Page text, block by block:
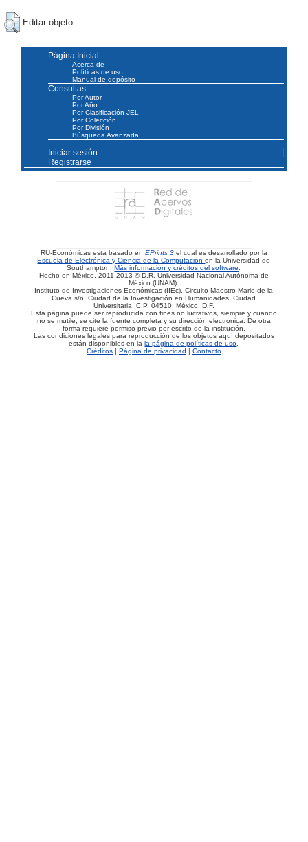
Editar objeto
Página Inicial
Acerca de
Políticas de uso
Manual de depósito
Consultas
Por Autor
Por Año
Por Clasificación JEL
Por Colección
Por División
Búsqueda Avanzada
Iniciar sesión
Registrarse
RU-Económicas está basado en EPrints 3 el cual es desarrollado por la
Escuela de Electrónica y Ciencia de la Computaciónen la Universidad de
Southampton.Más información y créditos del software.
Hecho en México, 2011-2013 © D.R. Universidad Nacional Autónoma de
México (UNAM).
Instituto de Investigaciones Económicas (IIEc). Circuito Maestro Mario de la
Cueva s/n, Ciudad de la Investigación en Humanidades, Ciudad
Universitaria, C.P. 04510, México, D.F.
Esta página puede ser reproducida con fines no lucrativos, siempre y cuando
no se mutile, se cite la fuente completa y su dirección electrónica. De otra
forma requiere permiso previo por escrito de la institución.
Las condiciones legales para reproducción de los objetos aquí depositados
están disponibles en lala página de políticas de uso.
Créditos| Página de privacidad | Contacto